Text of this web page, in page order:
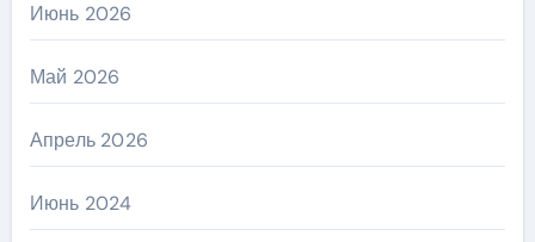
Июнь 2026
Май 2026
Апрель 2026
Июнь 2024